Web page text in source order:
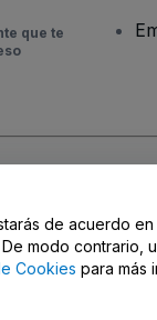
que te
tus opciones de
de acuerdo
modo contrario,
Cookies para más